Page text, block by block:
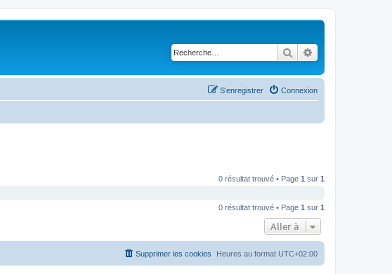
Rechercher
Connexion
S’enregistrer
0 résultat trouvé • Page 1 sur 1
0 résultat trouvé • Page 1 sur 1
Aller à
Heures au format UTC+02:00
Supprimer les cookies